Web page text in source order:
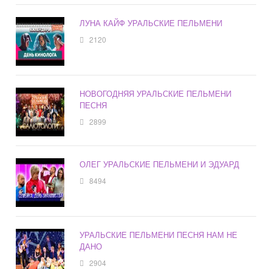
ЛУНА КАЙФ УРАЛЬСКИЕ ПЕЛЬМЕНИ
2120
НОВОГОДНЯЯ УРАЛЬСКИЕ ПЕЛЬМЕНИ
ПЕСНЯ
2899
ОЛЕГ УРАЛЬСКИЕ ПЕЛЬМЕНИ И ЭДУАРД
8494
УРАЛЬСКИЕ ПЕЛЬМЕНИ ПЕСНЯ НАМ НЕ
ДАНО
2904